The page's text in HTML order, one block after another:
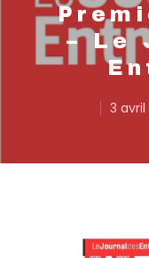
– Le
3 avril